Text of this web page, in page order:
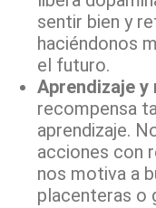
sentir bien y
haciéndonos
el futuro.
Aprendizaje
recompensa
aprendizaje.
acciones con
nos motiva a
placenteras o